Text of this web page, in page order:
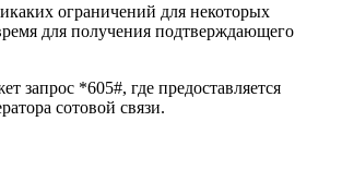
ограничений для некоторых
для получения подтверждающего
запрос *605#, где предоставляется
сотовой связи.